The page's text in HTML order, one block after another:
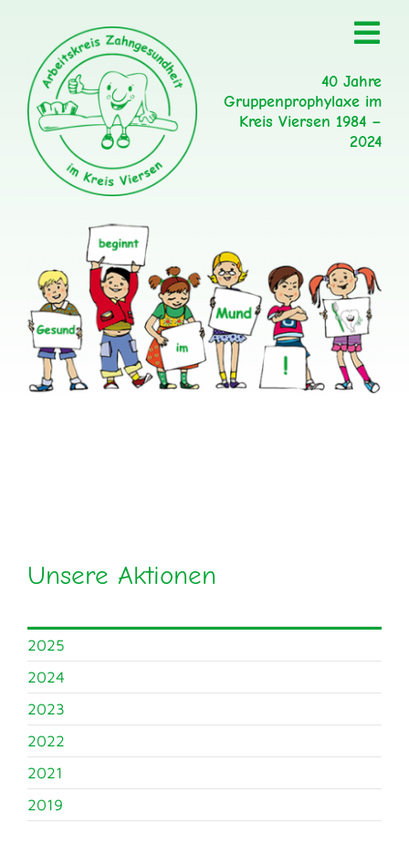
springen
Programme
Aktionen
40 Jahre
Gruppenprophylaxe im
Kreis Viersen 1984 –
2024
Unsere Aktionen
2025
2024
2023
2022
2021
2019